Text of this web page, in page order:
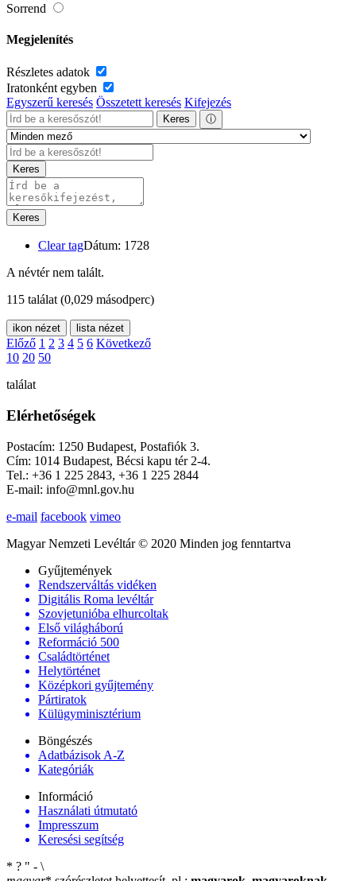
Sorrend
Megjelenítés
Részletes adatok
Iratonként egyben
Egyszerű keresés Összetett keresés Kifejezés
Keres ⓘ
Keres
Keres
Clear tagDátum: 1728
A névtér nem talált.
115 találat (0,029 másodperc)
ikon nézet lista nézet
Előző 1 2 3 4 5 6 Következő
10 20 50
találat
Elérhetőségek
Postacím: 1250 Budapest, Postafiók 3.
Cím: 1014 Budapest, Bécsi kapu tér 2-4.
Tel.: +36 1 225 2843, +36 1 225 2844
E-mail: info@mnl.gov.hu
e-mail facebook vimeo
Magyar Nemzeti Levéltár © 2020 Minden jog fenntartva
Gyűjtemények
Rendszerváltás vidéken
Digitális Roma levéltár
Szovjetunióba elhurcoltak
Első világháború
Reformáció 500
Családtörténet
Helytörténet
Középkori gyűjtemény
Pártiratok
Külügyminisztérium
Böngészés
Adatbázisok A-Z
Kategóriák
Információ
Használati útmutató
Impresszum
Keresési segítség
* ? " - \